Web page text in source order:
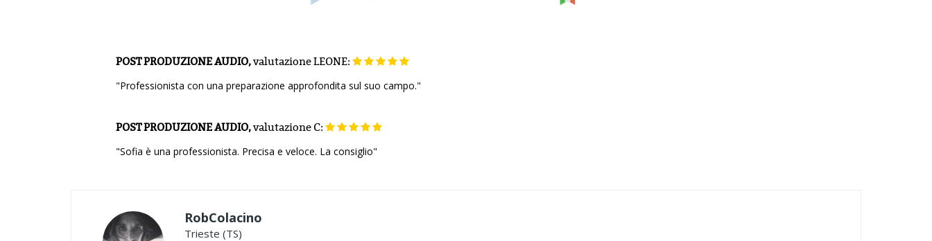
POST PRODUZIONE AUDIO,valutazioneLEONE:
"Professionista con una preparazione approfondita sul suo campo."
POST PRODUZIONE AUDIO,valutazioneC:
"Sofia è una professionista. Precisa e veloce. La consiglio"
RobColacino
Trieste (TS)